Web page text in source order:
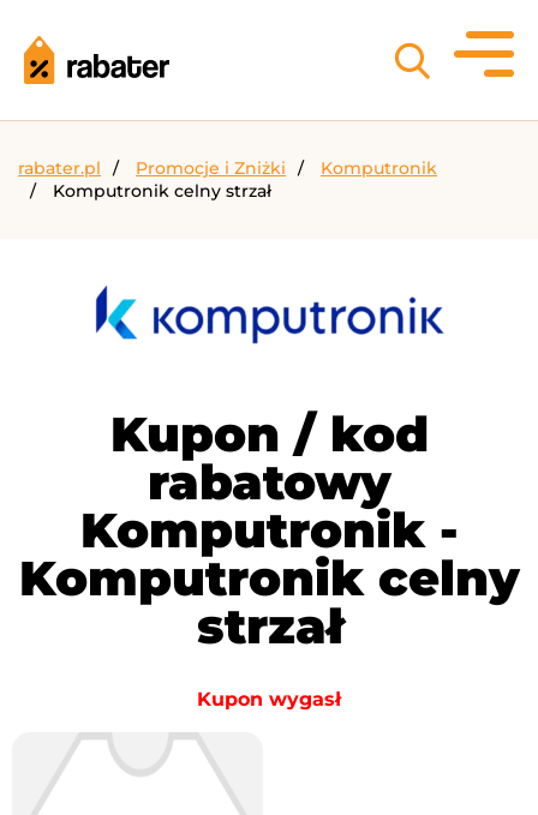
rabater.pl Promocje i Zniżki
Komputronik
Komputronik celny strzał
Kupon / kod
rabatowy
Komputronik -
Komputronik celny
strzał
Kupon wygasł